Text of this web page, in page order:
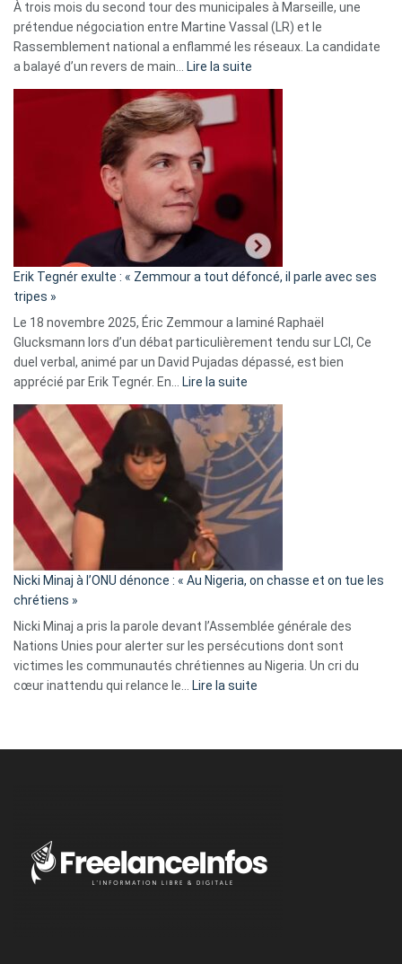
À trois mois du second tour des municipales à Marseille, une
prétendue négociation entre Martine Vassal (LR) et le
Rassemblement national a enflammé les réseaux. La candidate
a balayé d’un revers de main… Lire la suite
Martine
Vassal
d’alliance
secrète
«
C’est
fake
news
»
Erik Tegnér exulte : « Zemmour a tout défoncé, il parle avec ses
tripes »
Le 18 novembre 2025, Éric Zemmour a laminé Raphaël
Glucksmann lors d’un débat particulièrement tendu sur LCI, Ce
duel verbal, animé par un David Pujadas dépassé, est bien
apprécié par Erik Tegnér. En… Lire la suite
Erik
Tegnér
exulte
:
« Zemmour
a
tout
parle
ses
tripes »
Nicki Minaj à l’ONU dénonce : « Au Nigeria, on chasse et on tue les
chrétiens »
Nicki Minaj a pris la parole devant l’Assemblée générale des
Nations Unies pour alerter sur les persécutions dont sont
victimes les communautés chrétiennes au Nigeria. Un cri du
cœur inattendu qui relance le… Lire la suite
Nigeria,